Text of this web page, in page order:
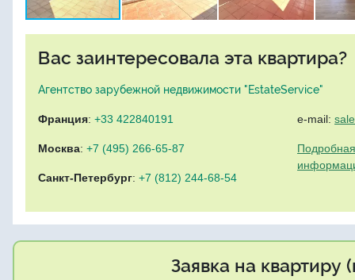
Вас заинтересовала эта квартира?
Агентство зарубежной недвижимости "EstateService"
Франция: +33 422840191
Москва: +7 (495) 266-65-87
Санкт-Петербург: +7 (812) 244-68-54
e-mail:
Заявка на квартиру